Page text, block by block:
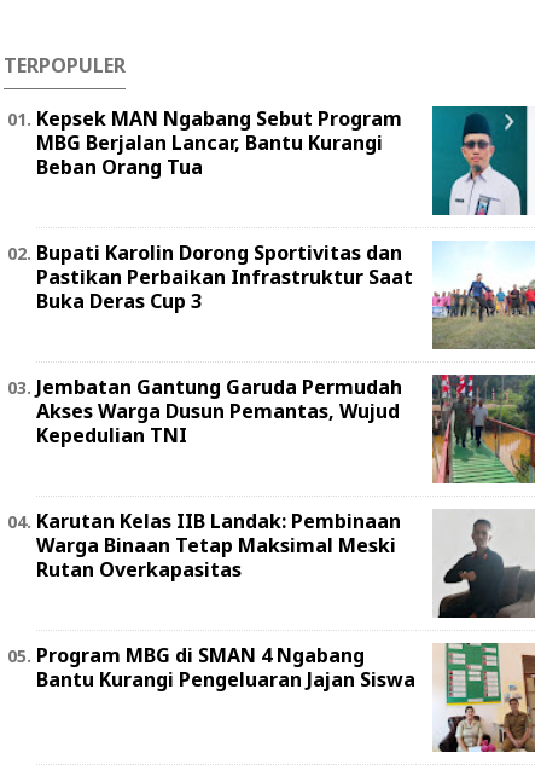
TERPOPULER
Kepsek MAN Ngabang Sebut Program
MBG Berjalan Lancar, Bantu Kurangi
Beban Orang Tua
Bupati Karolin Dorong Sportivitas dan
Pastikan Perbaikan Infrastruktur Saat
Buka Deras Cup 3
Jembatan Gantung Garuda Permudah
Akses Warga Dusun Pemantas, Wujud
Kepedulian TNI
Karutan Kelas IIB Landak: Pembinaan
Warga Binaan Tetap Maksimal Meski
Rutan Overkapasitas
Program MBG di SMAN 4 Ngabang
Bantu Kurangi Pengeluaran Jajan Siswa